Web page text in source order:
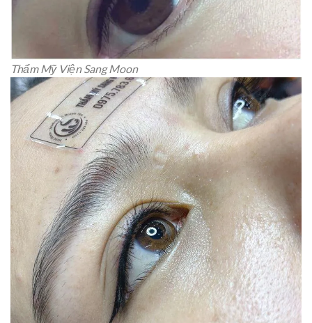
Thẩm Mỹ Viện Sang Moon